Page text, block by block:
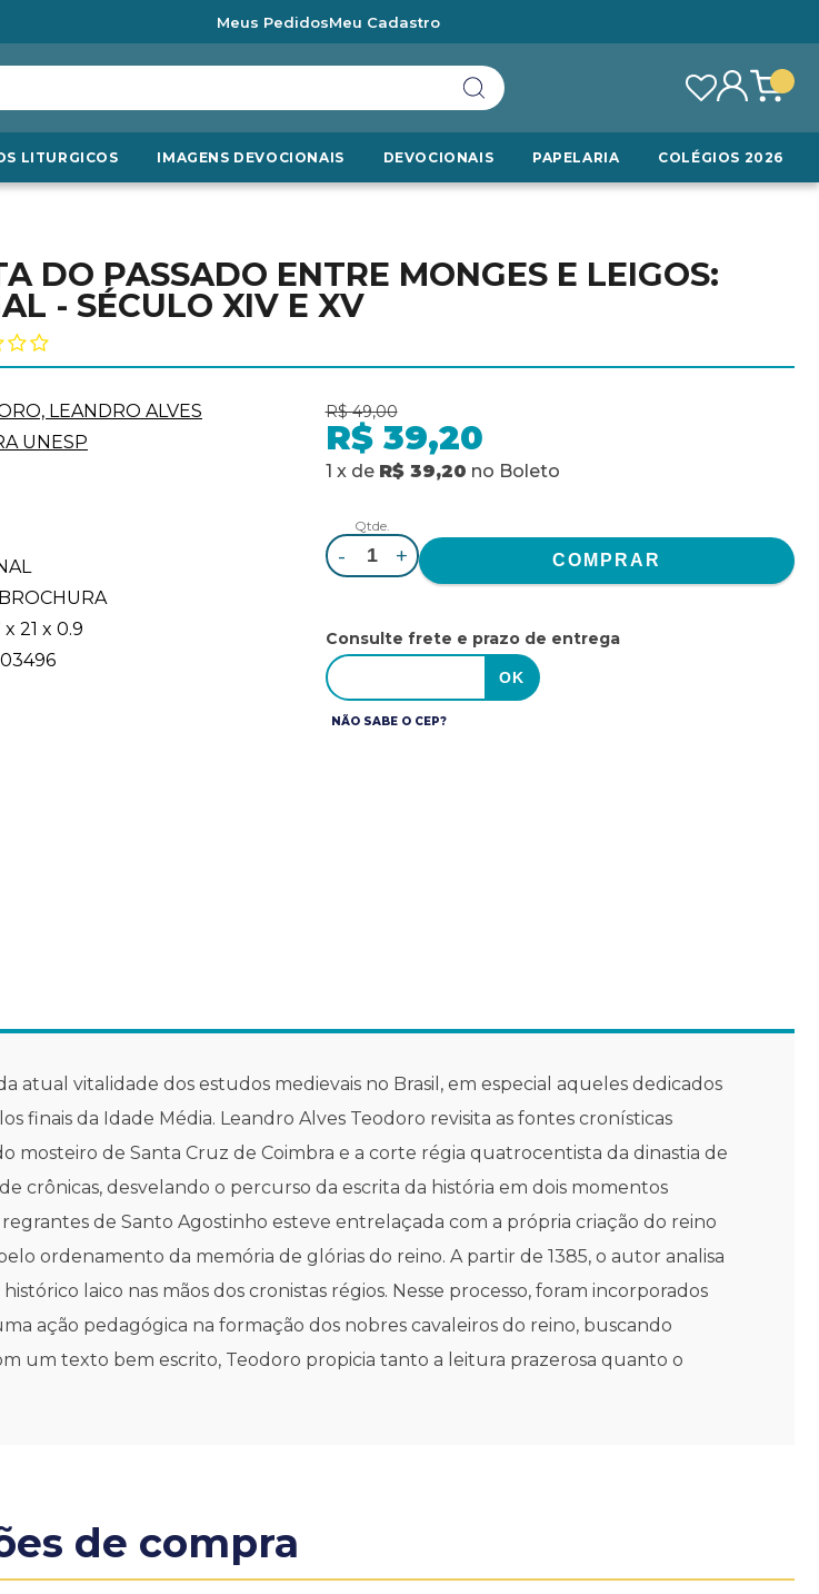
Meus PedidosMeu Cadastro
LITURGICOS IMAGENS DEVOCIONAIS DEVOCIONAIS PAPELARIA COLÉGIOS 2026
DO PASSADO ENTRE MONGES E LEIGOS:
- SÉCULO XIV E XV
LEANDRO ALVES
UNESP
BROCHURA
x 21 x 0.9
R$ 49,00
R$ 39,20
1 x de R$ 39,20 no Boleto
Qtde.
- +
Consulte frete e prazo de entrega
NÃO SABE O CEP?
vitalidade dos estudos medievais no Brasil, em especial aqueles dedicados
finais da Idade Média. Leandro Alves Teodoro revisita as fontes cronísticas
de Santa Cruz de Coimbra e a corte régia quatrocentista da dinastia de
crônicas, desvelando o percurso da escrita da história em dois momentos
de Santo Agostinho esteve entrelaçada com a própria criação do reino
ordenamento da memória de glórias do reino. A partir de 1385, o autor analisa
laico nas mãos dos cronistas régios. Nesse processo, foram incorporados
ação pedagógica na formação dos nobres cavaleiros do reino, buscando
um texto bem escrito, Teodoro propicia tanto a leitura prazerosa quanto o
de compra